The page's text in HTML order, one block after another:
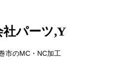
社パーツ,Y
市のMC・NC加工